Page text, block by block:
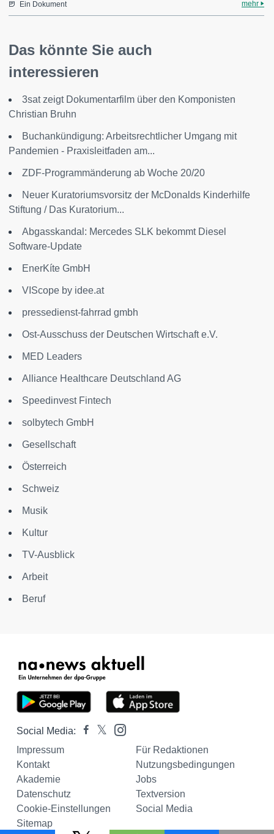
Ein Dokument mehr
Das könnte Sie auch
interessieren
3sat zeigt Dokumentarfilm über den Komponisten
Christian Bruhn
Buchankündigung: Arbeitsrechtlicher Umgang mit
Pandemien - Praxisleitfaden am...
ZDF-Programmänderung ab Woche 20/20
Neuer Kuratoriumsvorsitz der McDonalds Kinderhilfe
Stiftung / Das Kuratorium...
Abgasskandal: Mercedes SLK bekommt Diesel
Software-Update
EnerKíte GmbH
VIScope by idee.at
pressedienst-fahrrad gmbh
Ost-Ausschuss der Deutschen Wirtschaft e.V.
MED Leaders
Alliance Healthcare Deutschland AG
Speedinvest Fintech
solbytech GmbH
Gesellschaft
Österreich
Schweiz
Musik
Kultur
TV-Ausblick
Arbeit
Beruf
Social Media:
Impressum
Für Redaktionen
Kontakt
Nutzungsbedingungen
Akademie
Jobs
Datenschutz
Textversion
Cookie-Einstellungen
Social Media
Sitemap